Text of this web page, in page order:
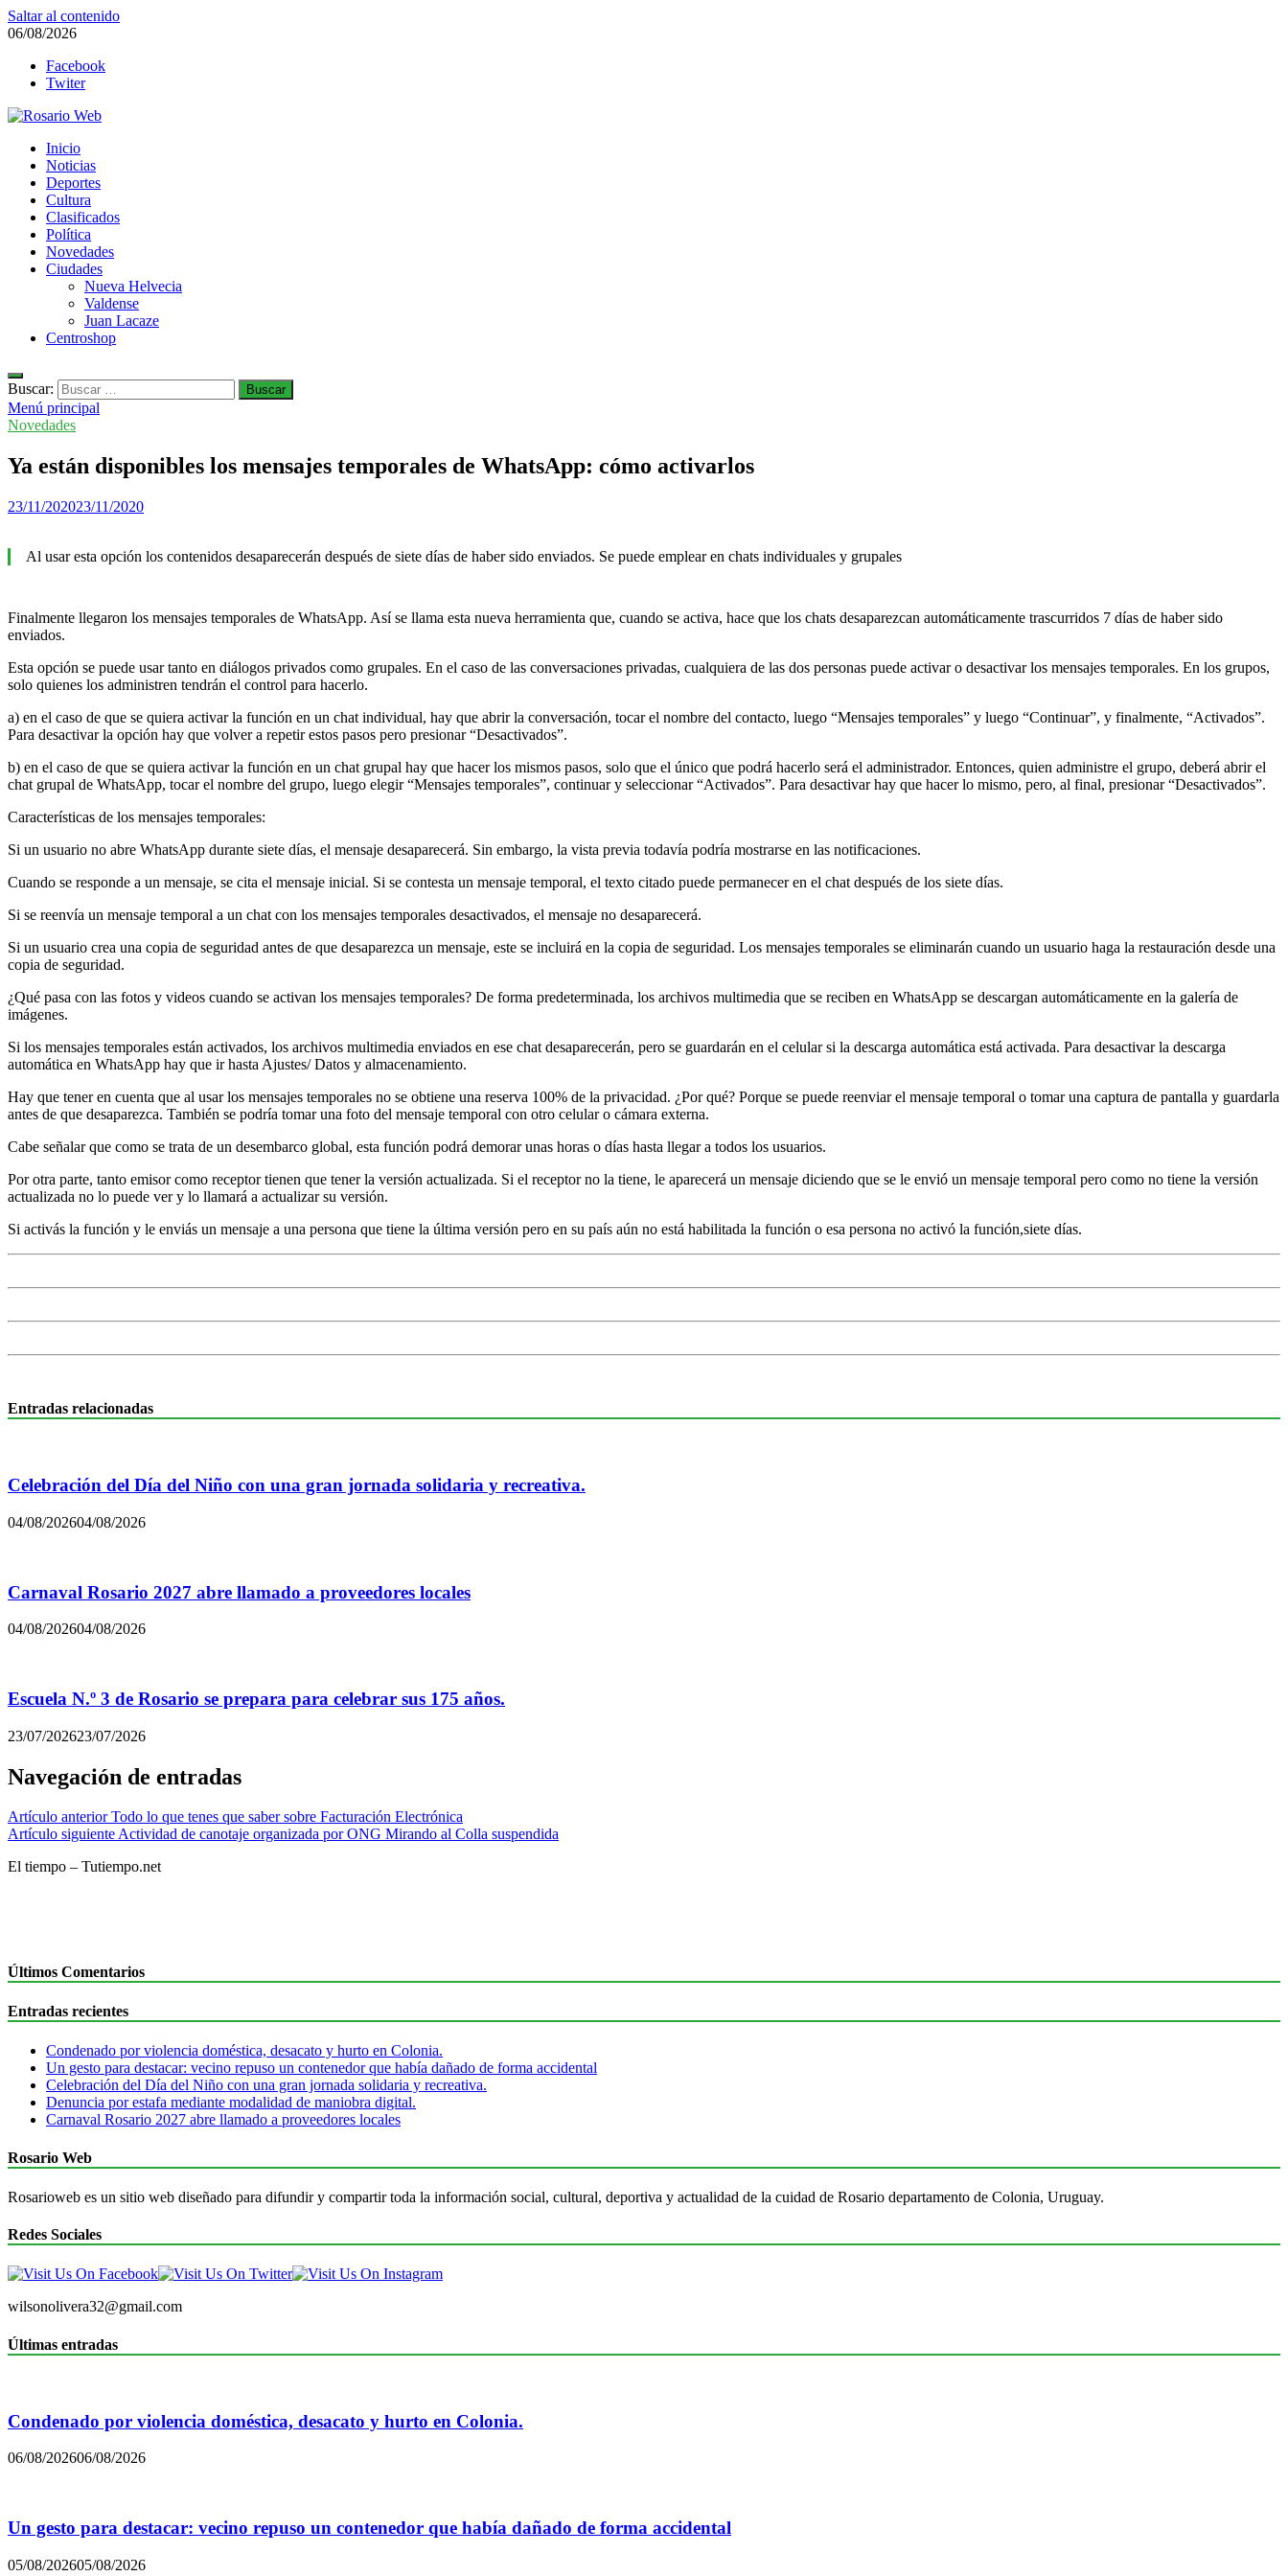
Saltar al contenido
06/08/2026
Facebook
Twiter
Rosario Web
Todas la noticias de Rosario y la zona
Inicio
Noticias
Deportes
Cultura
Clasificados
Política
Novedades
Ciudades
Nueva Helvecia
Valdense
Juan Lacaze
Centroshop
Buscar:
Menú principal
Novedades
Ya están disponibles los mensajes temporales de WhatsApp: cómo activarlos
23/11/202023/11/2020
Al usar esta opción los contenidos desaparecerán después de siete días de haber sido enviados. Se puede emplear en chats individuales y grupales
Finalmente llegaron los mensajes temporales de WhatsApp. Así se llama esta nueva herramienta que, cuando se activa, hace que los chats desaparezcan automáticamente trascurridos 7 días de haber sido
enviados.
Esta opción se puede usar tanto en diálogos privados como grupales. En el caso de las conversaciones privadas, cualquiera de las dos personas puede activar o desactivar los mensajes temporales. En los grupos,
solo quienes los administren tendrán el control para hacerlo.
a) en el caso de que se quiera activar la función en un chat individual, hay que abrir la conversación, tocar el nombre del contacto, luego “Mensajes temporales” y luego “Continuar”, y finalmente, “Activados”.
Para desactivar la opción hay que volver a repetir estos pasos pero presionar “Desactivados”.
b) en el caso de que se quiera activar la función en un chat grupal hay que hacer los mismos pasos, solo que el único que podrá hacerlo será el administrador. Entonces, quien administre el grupo, deberá abrir el
chat grupal de WhatsApp, tocar el nombre del grupo, luego elegir “Mensajes temporales”, continuar y seleccionar “Activados”. Para desactivar hay que hacer lo mismo, pero, al final, presionar “Desactivados”.
Características de los mensajes temporales:
Si un usuario no abre WhatsApp durante siete días, el mensaje desaparecerá. Sin embargo, la vista previa todavía podría mostrarse en las notificaciones.
Cuando se responde a un mensaje, se cita el mensaje inicial. Si se contesta un mensaje temporal, el texto citado puede permanecer en el chat después de los siete días.
Si se reenvía un mensaje temporal a un chat con los mensajes temporales desactivados, el mensaje no desaparecerá.
Si un usuario crea una copia de seguridad antes de que desaparezca un mensaje, este se incluirá en la copia de seguridad. Los mensajes temporales se eliminarán cuando un usuario haga la restauración desde una
copia de seguridad.
¿Qué pasa con las fotos y videos cuando se activan los mensajes temporales? De forma predeterminada, los archivos multimedia que se reciben en WhatsApp se descargan automáticamente en la galería de
imágenes.
Si los mensajes temporales están activados, los archivos multimedia enviados en ese chat desaparecerán, pero se guardarán en el celular si la descarga automática está activada. Para desactivar la descarga
automática en WhatsApp hay que ir hasta Ajustes/ Datos y almacenamiento.
Hay que tener en cuenta que al usar los mensajes temporales no se obtiene una reserva 100% de la privacidad. ¿Por qué? Porque se puede reenviar el mensaje temporal o tomar una captura de pantalla y guardarla
antes de que desaparezca. También se podría tomar una foto del mensaje temporal con otro celular o cámara externa.
Cabe señalar que como se trata de un desembarco global, esta función podrá demorar unas horas o días hasta llegar a todos los usuarios.
Por otra parte, tanto emisor como receptor tienen que tener la versión actualizada. Si el receptor no la tiene, le aparecerá un mensaje diciendo que se le envió un mensaje temporal pero como no tiene la versión
actualizada no lo puede ver y lo llamará a actualizar su versión.
Si activás la función y le enviás un mensaje a una persona que tiene la última versión pero en su país aún no está habilitada la función o esa persona no activó la función,siete días.
Entradas relacionadas
Celebración del Día del Niño con una gran jornada solidaria y recreativa.
04/08/202604/08/2026
Carnaval Rosario 2027 abre llamado a proveedores locales
04/08/202604/08/2026
Escuela N.º 3 de Rosario se prepara para celebrar sus 175 años.
23/07/202623/07/2026
Navegación de entradas
Artículo anterior Todo lo que tenes que saber sobre Facturación Electrónica
Artículo siguienteActividad de canotaje organizada por ONG Mirando al Colla suspendida
El tiempo – Tutiempo.net
Últimos Comentarios
Entradas recientes
Condenado por violencia doméstica, desacato y hurto en Colonia.
Un gesto para destacar: vecino repuso un contenedor que había dañado de forma accidental
Celebración del Día del Niño con una gran jornada solidaria y recreativa.
Denuncia por estafa mediante modalidad de maniobra digital.
Carnaval Rosario 2027 abre llamado a proveedores locales
Rosario Web
Rosarioweb es un sitio web diseñado para difundir y compartir toda la información social, cultural, deportiva y actualidad de la cuidad de Rosario departamento de Colonia, Uruguay.
Redes Sociales
wilsonolivera32@gmail.com
Últimas entradas
Condenado por violencia doméstica, desacato y hurto en Colonia.
06/08/202606/08/2026
Un gesto para destacar: vecino repuso un contenedor que había dañado de forma accidental
05/08/202605/08/2026